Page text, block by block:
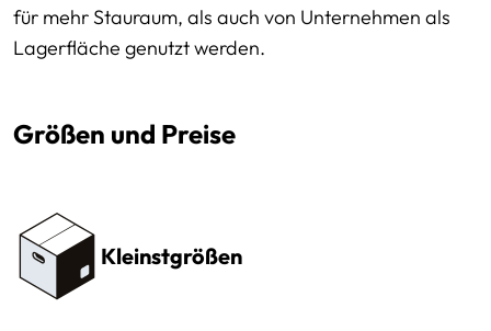
für mehr Stauraum, als auch von Unternehmen als
Lagerfläche genutzt werden.
Größen und Preise
Kleinstgrößen